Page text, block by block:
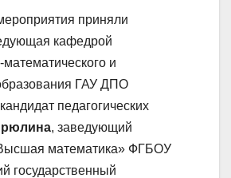
приняли
кафедрой
математического и
ГАУ ДПО
педагогических
, заведующий
математика» ФГБОУ
государственный